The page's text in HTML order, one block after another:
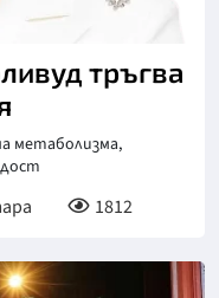
тръгва
метаболизма,
1812